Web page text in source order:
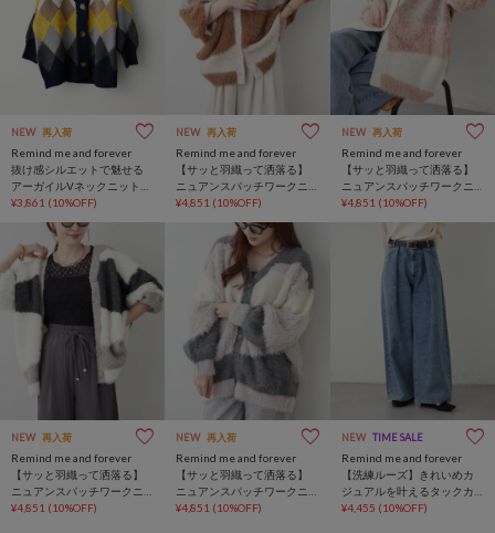
NEW 再入荷
Remind me and forever
抜け感シルエットで魅せる
アーガイルVネックニットカ
ーデ
¥3,861 (10%OFF)
NEW 再入荷
Remind me and forever
【サッと羽織って洒落る】
ニュアンスパッチワークニ
ットカーデ
¥4,851 (10%OFF)
NEW 再入荷
Remind me and forever
【サッと羽織って洒落る】
ニュアンスパッチワークニ
ットカーデ
¥4,851 (10%OFF)
NEW 再入荷
Remind me and forever
【サッと羽織って洒落る】
ニュアンスパッチワークニ
ットカーデ
¥4,851 (10%OFF)
NEW 再入荷
Remind me and forever
【サッと羽織って洒落る】
ニュアンスパッチワークニ
ットカーデ
¥4,851 (10%OFF)
NEW TIME SALE
Remind me and forever
【洗練ルーズ】きれいめカ
ジュアルを叶えるタックカ
ーブデニム
¥4,455 (10%OFF)